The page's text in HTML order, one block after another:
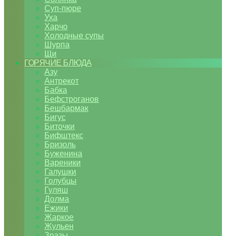
Суп-пюре
Уха
Харчо
Холодные супы
Шурпа
Щи
ГОРЯЧИЕ БЛЮДА
Азу
Антрекот
Бабка
Бефстроганов
Бешбармак
Бигус
Биточки
Бифштекс
Бризоль
Буженина
Вареники
Галушки
Голубцы
Гуляш
Долма
Ежики
Жаркое
Жульен